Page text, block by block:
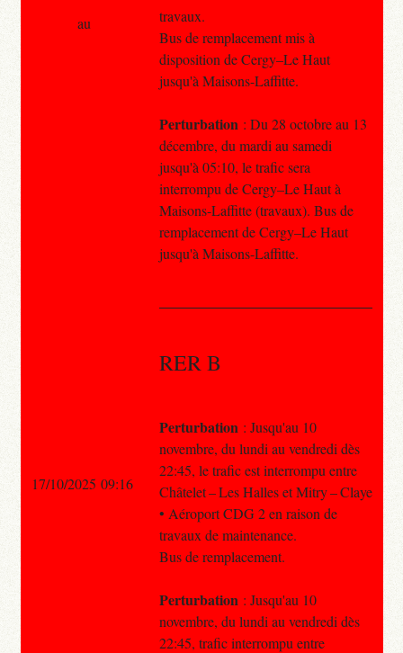
travaux.
Bus de remplacement mis à
disposition de Cergy–Le Haut
jusqu'à Maisons-Laffitte.
Perturbation : Du 28 octobre au 13
décembre, du mardi au samedi
jusqu'à 05:10, le trafic sera
interrompu de Cergy–Le Haut à
Maisons-Laffitte (travaux). Bus de
remplacement de Cergy–Le Haut
jusqu'à Maisons-Laffitte.
RER B
Perturbation : Jusqu'au 10
novembre, du lundi au vendredi dès
22:45, le trafic est interrompu entre
Châtelet – Les Halles et Mitry – Claye
• Aéroport CDG 2 en raison de
travaux de maintenance.
Bus de remplacement.
Perturbation : Jusqu'au 10
novembre, du lundi au vendredi dès
22:45, trafic interrompu entre
au
17/10/2025 09:16